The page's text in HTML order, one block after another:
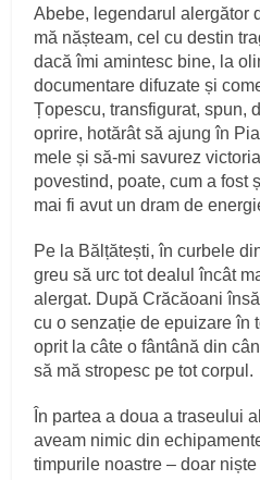
Abebe, legendarul alergător
mă nășteam, cel cu destin
dacă îmi amintesc bine, la
documentare difuzate și
Țopescu, transfigurat, spun,
oprire, hotărât să ajung în
mele și să-mi savurez
povestind, poate, cum a fost
mai fi avut un dram de
Pe la Bălțătești, în curbele
greu să urc tot dealul încât
alergat. După Crăcăoani
cu o senzație de epuizare în
oprit la câte o fântână din
să mă stropesc pe tot corpul.
În partea a doua a traseului
aveam nimic din
timpurile noastre – doar